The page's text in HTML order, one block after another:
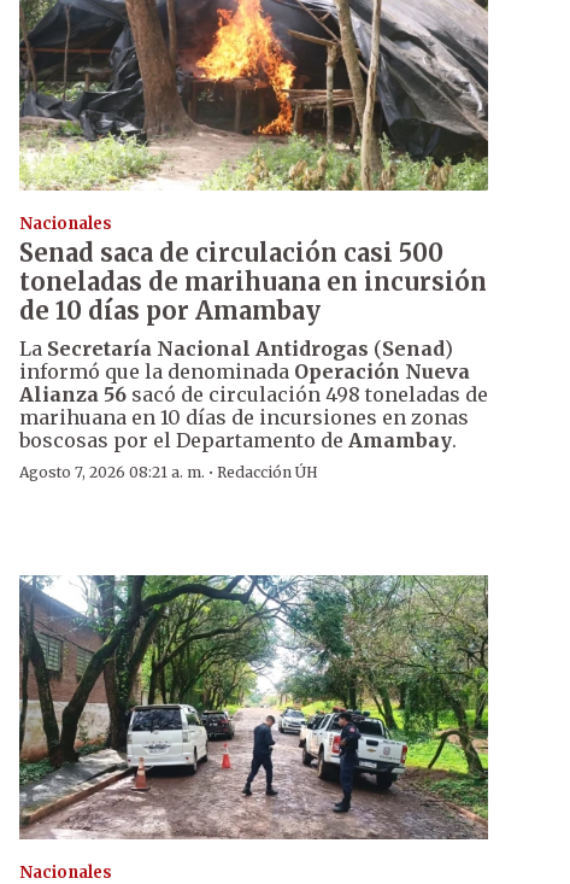
Nacionales
Senad saca de circulación casi 500
toneladas de marihuana en incursión
de 10 días por Amambay
La Secretaría Nacional Antidrogas (Senad)
informó que la denominada Operación Nueva
Alianza 56sacó de circulación 498 toneladas de
marihuana en 10 días de incursiones en zonas
boscosas por el Departamento de Amambay.
Agosto 7, 2026 08:21 a. m. · Redacción ÚH
Nacionales